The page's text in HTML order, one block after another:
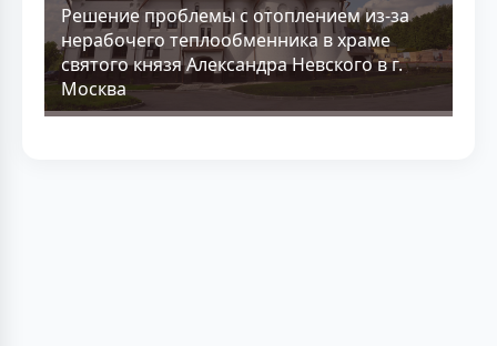
Решение проблемы с отоплением из-за
нерабочего теплообменника в храме
святого князя Александра Невского в г.
Москва